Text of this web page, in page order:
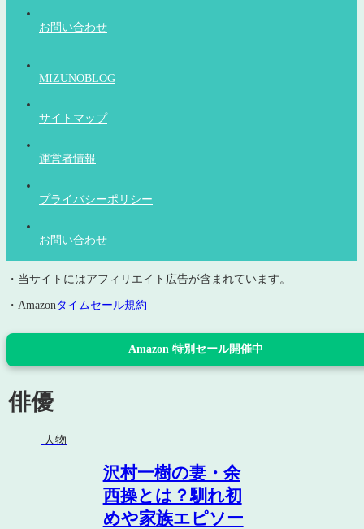
お問い合わせ
MIZUNOBLOG
サイトマップ
運営者情報
プライバシーポリシー
お問い合わせ
・当サイトにはアフィリエイト広告が含まれています。
・Amazonタイムセール規約
Amazon 特別セール開催中
俳優
人物
沢村一樹の妻・余
西操とは？馴れ初
めや家族エピソー